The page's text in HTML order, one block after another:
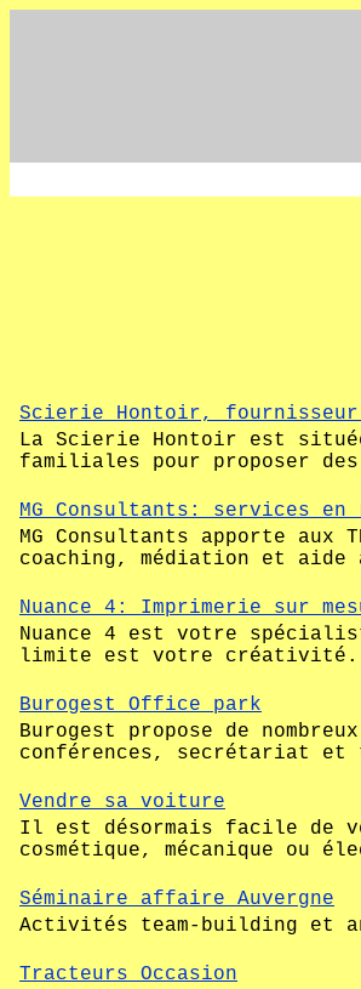
Scierie Hontoir,
La Scierie Hontoir est
familiales pour proposer
MG Consultants: services en
MG Consultants apporte aux
coaching, médiation et aide
Nuance 4: Imprimerie sur
Nuance 4 est votre
limite est votre créativité.
Burogest Office park
Burogest propose de
conférences, secrétariat
Vendre sa voiture
Il est désormais facile de
cosmétique, mécanique ou
Séminaire affaire Auvergne
Activités team-building et
Tracteurs Occasion